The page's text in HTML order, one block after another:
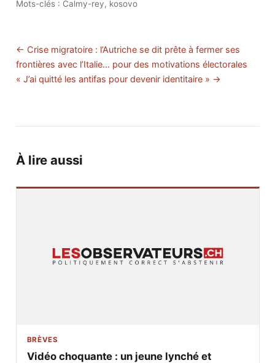
Mots-clés : Calmy-rey, kosovo
← Crise migratoire : l’Autriche se dit prête à fermer ses
frontières avec l’Italie… pour des motivations électorales
« J’ai quitté les antifas pour devenir identitaire » →
À lire aussi
BRÈVES
Vidéo choquante : un jeune lynché et